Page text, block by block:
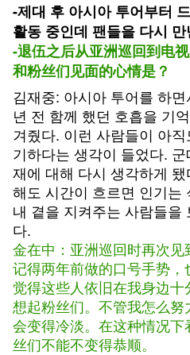
-제대 후 아시아 투어부터
활동 중인데 팬들을 다시
-退伍之后从亚洲巡回到电
和粉丝们见面的心情是？
김재중: 아시아 투어를 하
년 전 함께 했던 호흡을 기
겨줬다. 이런 사람들이 아
기하다는 생각이 들었다.
재에 대해 다시 생각하게
해도 시간이 흐르면 인기는
내 곁을 지켜주는 사람들을
다.
金在中：亚洲巡回时再次
记得两年前做的口号手势，
觉得这些人依旧在我身边
想起粉丝们。不管我怎么
会变得冷淡。在这种情况
丝们不能不变得恭顺。